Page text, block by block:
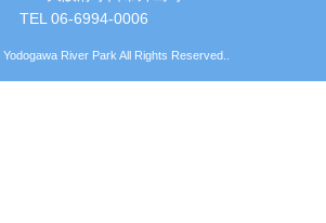
TEL 06-6994-0006
River Park All Rights Reserved..